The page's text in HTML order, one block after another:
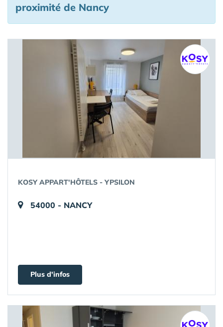
proximité de Nancy
KOSY APPART'HÔTELS - YPSILON
54000 - NANCY
Plus d'infos